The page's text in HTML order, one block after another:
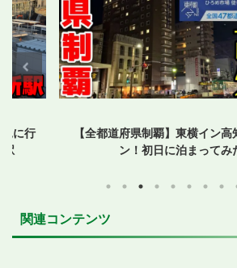
に行
駅
【全都道府県制覇】東横イン
ン！初日に泊まってみ
関連コンテンツ